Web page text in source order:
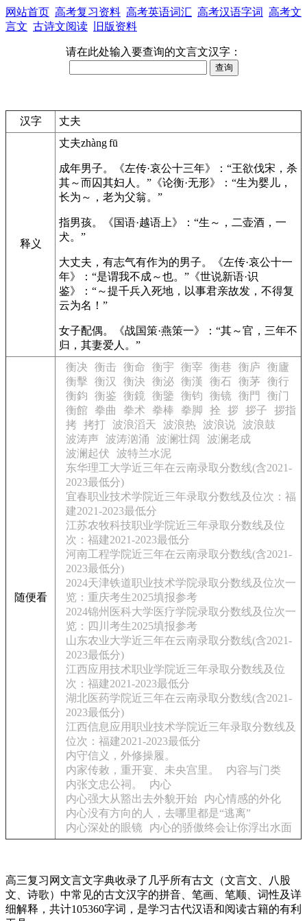
网站首页 高考复习资料 高考英语词汇 高考汉语字词 高考文
言文 古诗文阅读 旧版资料
请在此处输入要查询的文言文汉字：
汉字 丈夫
释义
丈夫zhàng fū
成年男子。
《左传·哀公十三年》：“王欲伐宋，杀
其～而囚其妇人。” 《论衡·无形》：“生为婴儿，
长为～，老为父翁。”
指男孩。
《国语·越语上》：“生～，二壶酒，一
犬。”
大丈夫，有志气有作为的男子。
《左传·哀公十一
年》：“是谓我不成～也。” 《世说新语·识
鉴》：“～提千兵入死地，以事君亲故发，不得复
云为名！”
女子配偶。
《战国策·燕策一》：“其～官，三年不
归，其妻爱人。”
随便看
衡决 衡击 衡命 衡宇 衡宰 衡巷 衡庐
衡廬
衡擊
衡汉 衡決 衡泌 衡漢 衡石 衡茅
衡行
衡鈞
衡鉴 衡鏡 衡鑒 衡钧 衡镜 衡門
衡门
衡館
拳曲 拳术 拳棒 拳脚 拴 拶 拶子
拶指
拷
拷打 波浪滔天 波浪热 波浪说 波浪鼓
波涛声
波涛汹涌 波澜壮阔
波澜老成
波澜起伏
波特兰水泥
东华理工大学近三年在云南录取分数线(含2021-
2023最低分)
宜春职业技术学院近三年录取分数线及位次：福
建2021-2023最低分
江苏农牧科技职业学院近三年录取分数线及位
次：福建2021-2023最低分
河南工程学院近三年在云南录取分数线(含2021-
2023最低分)
2024天津铁道职业技术学院录取分数线及位次一
览：重庆考生2025填报参考
2024锦州医科大学医疗学院录取分数线及位次一
览：四川考生2025填报参考
山东农业大学近三年在云南录取分数线(含2021-
2023最低分)
江西应用技术职业学院近三年录取分数线及位
次：福建2021-2023最低分
湖北医药学院近三年在云南录取分数线(含2021-
2023最低分)
江西信息应用职业技术学院近三年录取分数线及
位次：福建2021-2023最低分
内守信义，外修操履。
内家传敕，重开宴、未央宫里。
内容与门类
内张文忠公祠。
内心
内心强大从豁出去外貌开始
内心情感的外化
内心没有方向的人，去哪里都是“逃离”
内心深处的眼镜
内心的骄傲终会让你浮出水面
高三复习网文言文字典收录了几乎所有古文（文言文、八股
文、诗歌）中常见的古文汉字的拼音、笔画、笔顺、词性及详
细解释，共计105360字词，是学习古代汉语和阅读古籍的有利